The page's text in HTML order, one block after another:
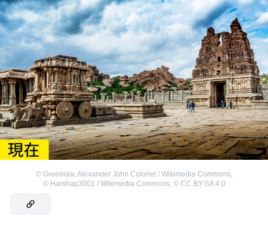
© Greenlaw, Alexander John Colonel / Wikimedia Commons,
© Harshap3001 / Wikimedia Commons, © CC BY-SA 4.0